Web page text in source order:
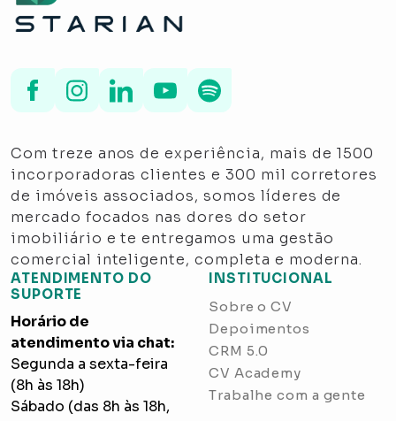
Com treze anos de experiência, mais de 1500
incorporadoras clientes e 300 mil corretores
de imóveis associados, somos líderes de
mercado focados nas dores do setor
imobiliário e te entregamos uma gestão
comercial inteligente, completa e moderna.
INSTITUCIONAL
Sobre o CV
Depoimentos
CRM 5.0
CV Academy
Trabalhe com a gente
ATENDIMENTO DO
SUPORTE
Horário de
atendimento via chat:
Segunda a sexta-feira
(8h às 18h)
Sábado (das 8h às 18h,